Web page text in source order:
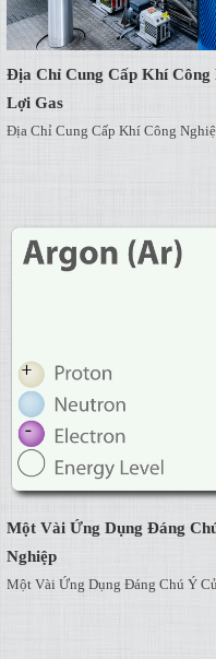
Địa Chỉ Cung Cấp Khí
Lợi Gas
Địa Chỉ Cung Cấp Khí Công
Một Vài Ứng Dụng Đáng
Nghiệp
Một Vài Ứng Dụng Đáng Chú Ý